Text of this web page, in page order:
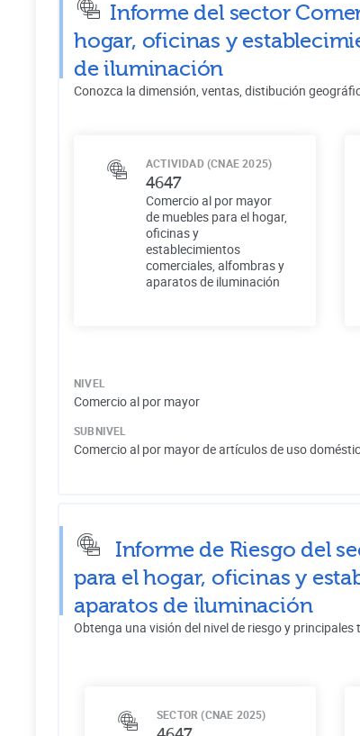
Informe del sector
hogar, oficinas y
de iluminación
Conozca la dimensión, ventas, distibución
ACTIVIDAD (CNAE 2025)
4647
Comercio al por mayor
de muebles para el hogar,
oficinas y
establecimientos
comerciales, alfombras y
aparatos de iluminación
NIVEL
Comercio al por mayor
SUBNIVEL
Comercio al por mayor de artículos de uso
Informe de Riesgo del
para el hogar, oficinas y
aparatos de iluminación
Obtenga una visión del nivel de riesgo y
SECTOR (CNAE 2025)